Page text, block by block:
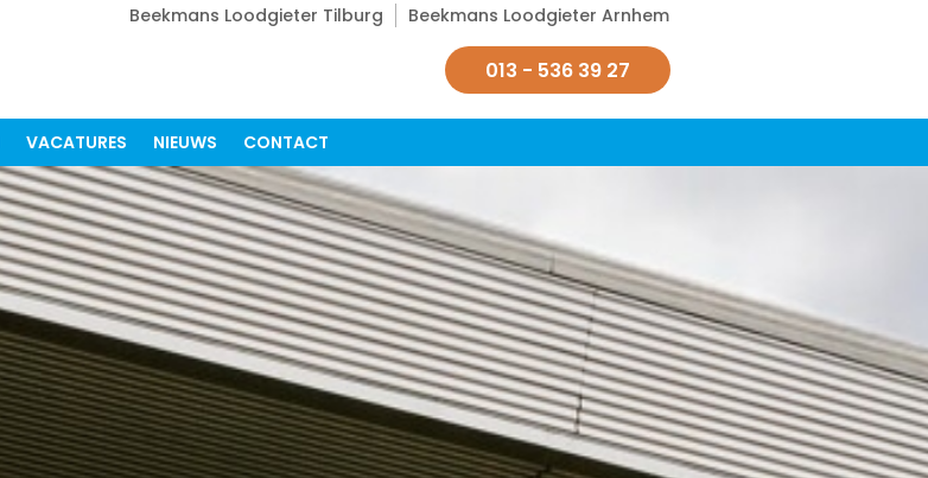
Beekmans Loodgieter Tilburg Beekmans Loodgieter Arnhem
013 - 536 39 27
VACATURES NIEUWS CONTACT